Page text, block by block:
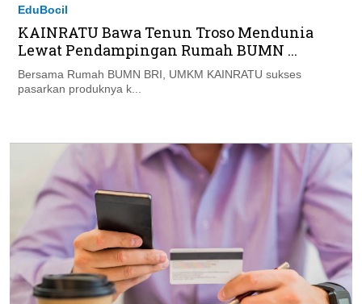
EduBocil
KAINRATU Bawa Tenun Troso Mendunia
Lewat Pendampingan Rumah BUMN ...
Bersama Rumah BUMN BRI, UMKM KAINRATU sukses
pasarkan produknya k...